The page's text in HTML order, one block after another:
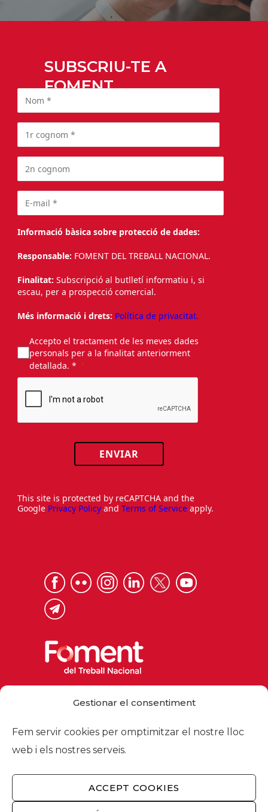
Gestionar el consentiment
Fem servir cookies per omptimitzar el nostre lloc
web i els nostres serveis.
ACCEPT COOKIES
SUBSCRIU-TE A
FOMENT
Informació bàsica sobre protecció de dades:
Responsable: FOMENT DEL TREBALL NACIONAL.
Finalitat: Subscripció al butlletí informatiu i, si
escau, per a prospecció comercial.
Més informació i drets: Política de privacitat.
Accepto el tractament de les meves dades
personals per a la finalitat anteriorment
detallada. *
ENVIAR
This site is protected by reCAPTCHA and the
Google Privacy Policy and Terms of Service apply.
foment@foment.com
© 2026 - Foment del Treball Nacional
Nosaltres